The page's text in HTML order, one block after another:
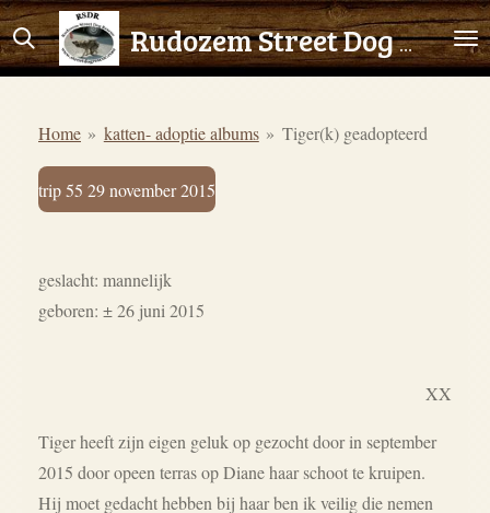
Ga
direct
hoofdinhoud
Rudozem Street Dog Rescue
Home » katten- adoptie albums » Tiger(k) geadopteerd
trip 55 29 november 2015
geslacht: mannelijk
geboren: ± 26 juni 2015
XX
​Tiger heeft zijn eigen geluk op gezocht door in september
2015 door opeen terras op Diane haar schoot te kruipen.
Hij moet gedacht hebben bij haar ben ik veilig die nemen